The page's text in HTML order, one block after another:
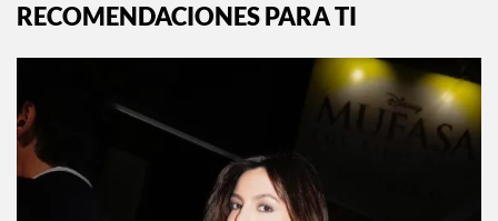
RECOMENDACIONES PARA TI